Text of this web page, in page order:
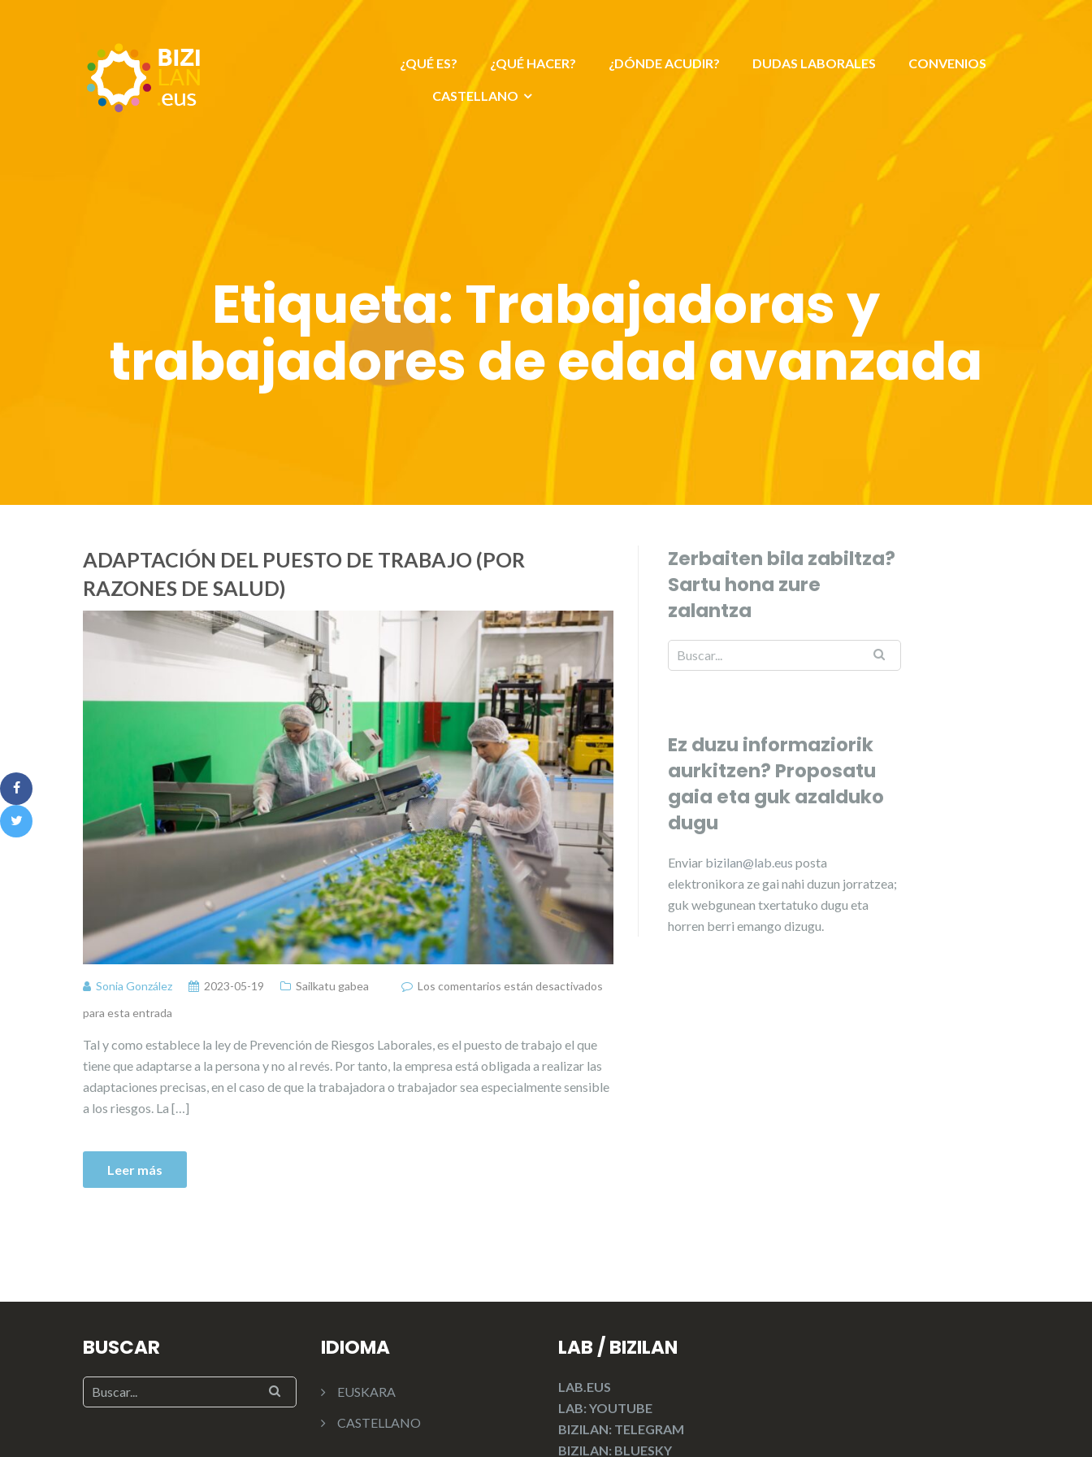
¿QUÉ ES? ¿QUÉ HACER? ¿DÓNDE ACUDIR? DUDAS LABORALES CONVENIOS
CASTELLANO
Etiqueta: Trabajadoras y
trabajadores de edad avanzada
ADAPTACIÓN DEL PUESTO DE TRABAJO (POR
RAZONES DE SALUD)
Sonia González 2023-05-19 Sailkatu gabea
Los comentarios están desactivados
para esta entrada
Tal y como establece la ley de Prevención de Riesgos Laborales, es el puesto de trabajo el que
tiene que adaptarse a la persona y no al revés. Por tanto, la empresa está obligada a realizar las
adaptaciones precisas, en el caso de que la trabajadora o trabajador sea especialmente sensible
a los riesgos. La […]
Leer más
Zerbaiten bila zabiltza?
Sartu hona zure
zalantza
Ez duzu informaziorik
aurkitzen? Proposatu
gaia eta guk azalduko
dugu
Enviar bizilan@lab.eus posta
elektronikora ze gai nahi duzun jorratzea;
guk webgunean txertatuko dugu eta
horren berri emango dizugu.
BUSCAR IDIOMA
EUSKARA
CASTELLANO
LAB / BIZILAN
LAB.EUS
LAB: YOUTUBE
BIZILAN: TELEGRAM
BIZILAN: BLUESKY